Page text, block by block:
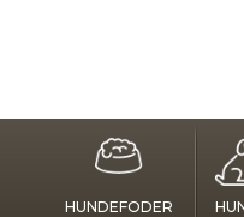
HUNDEFODER